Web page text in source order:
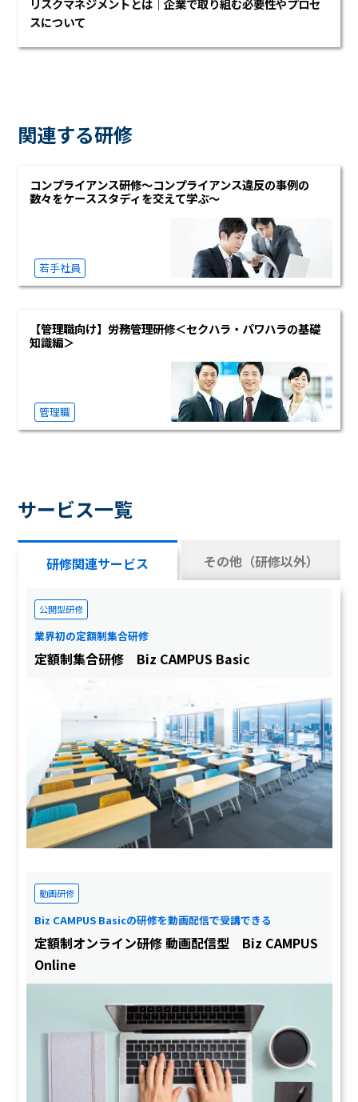
リスクマネジメントとは｜企業で取り組む必要性やプロセ
スについて
関連する研修
コンプライアンス研修～コンプライアンス違反の事例の
数々をケーススタディを交えて学ぶ～
若手社員
【管理職向け】労務管理研修＜セクハラ・パワハラの基礎
知識編＞
管理職
サービス一覧
研修関連サービス
公開型研修
業界初の定額制集合研修
定額制集合研修 Biz CAMPUS Basic
動画研修
Biz CAMPUS Basicの研修を動画配信で受講できる
定額制オンライン研修 動画配信型 Biz CAMPUS
Online
その他（研修以外）